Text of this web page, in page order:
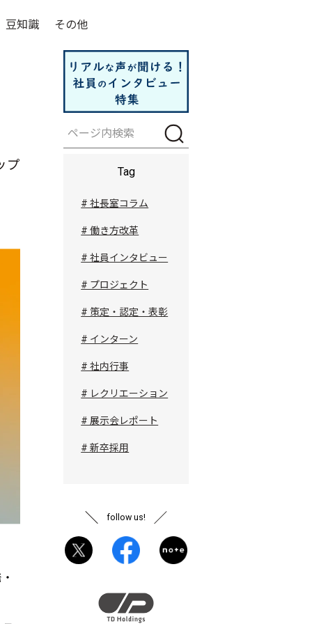
豆知識 その他
プ Tag
# 社長室コラム
# 働き方改革
# 社員インタビュー
# プロジェクト
# 策定・認定・表彰
# インターン
# 社内行事
# レクリエーション
# 展示会レポート
# 新卒採用
follow us!